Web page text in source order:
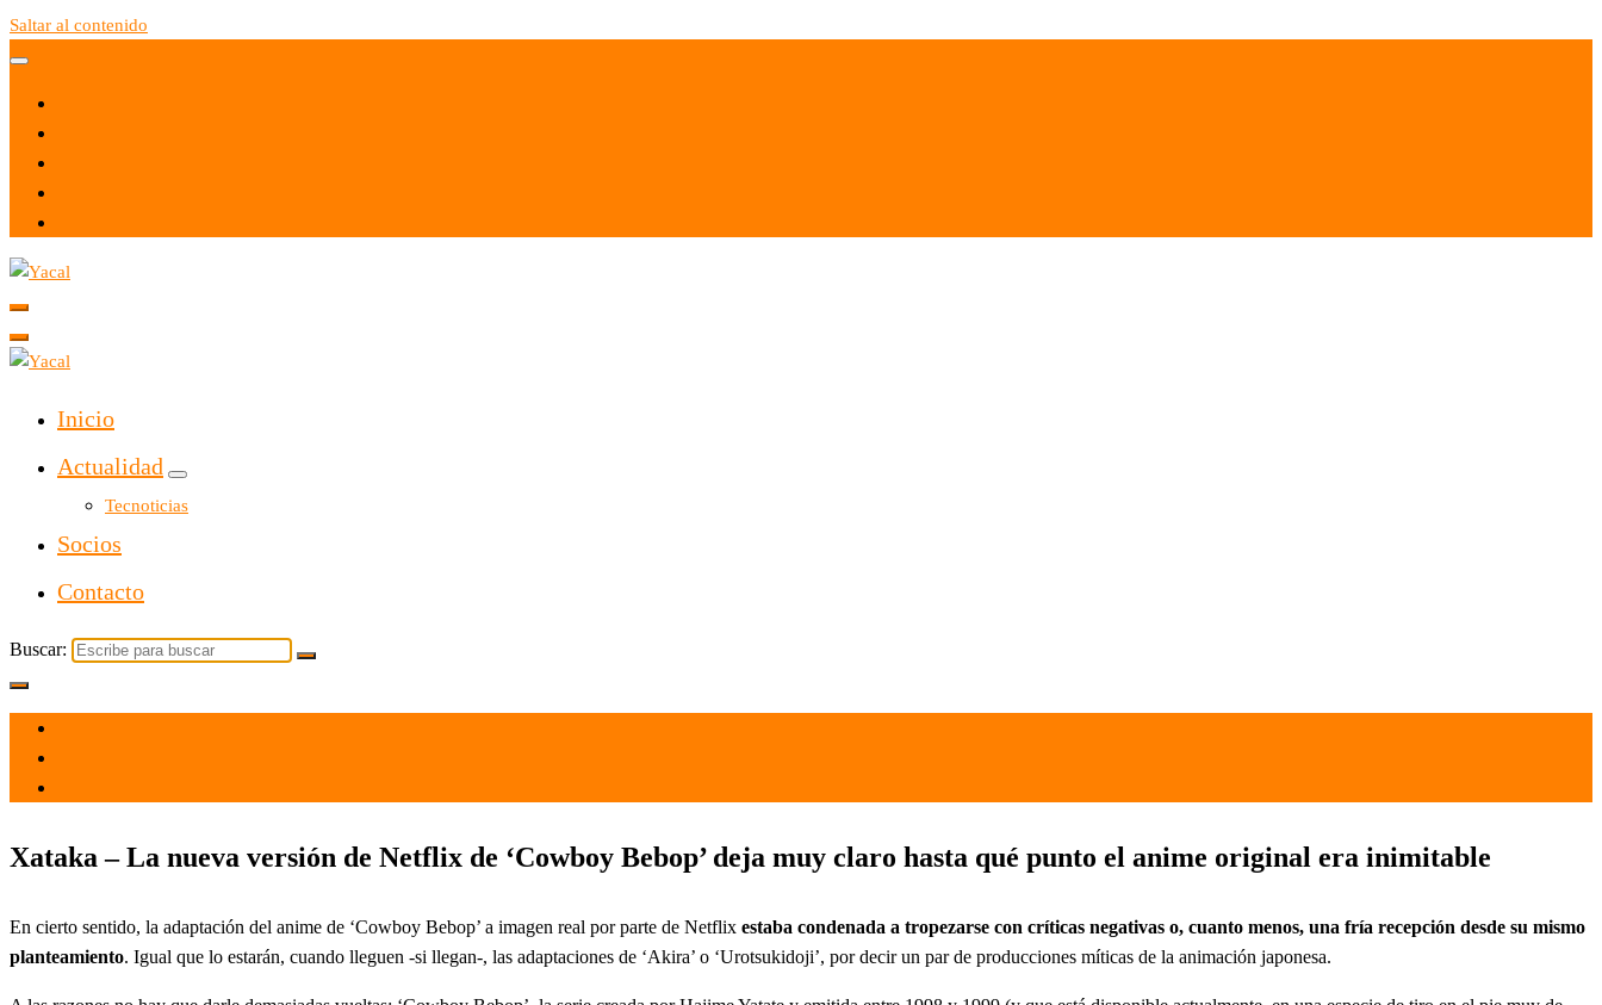
Saltar al contenido
Yacal micro hosting
Inicio
Actualidad
Tecnoticias
Socios
Contacto
Buscar:
Xataka – La nueva versión de Netflix de ‘Cowboy Bebop’ deja muy claro hasta qué punto el anime original era inimitable
En cierto sentido, la adaptación del anime de ‘Cowboy Bebop’ a imagen real por parte de Netflix estaba condenada a tropezarse con críticas negativas o, cuanto menos, una fría recepción desde su mismo
planteamiento. Igual que lo estarán, cuando lleguen -si llegan-, las adaptaciones de ‘Akira’ o ‘Urotsukidoji’, por decir un par de producciones míticas de la animación japonesa.